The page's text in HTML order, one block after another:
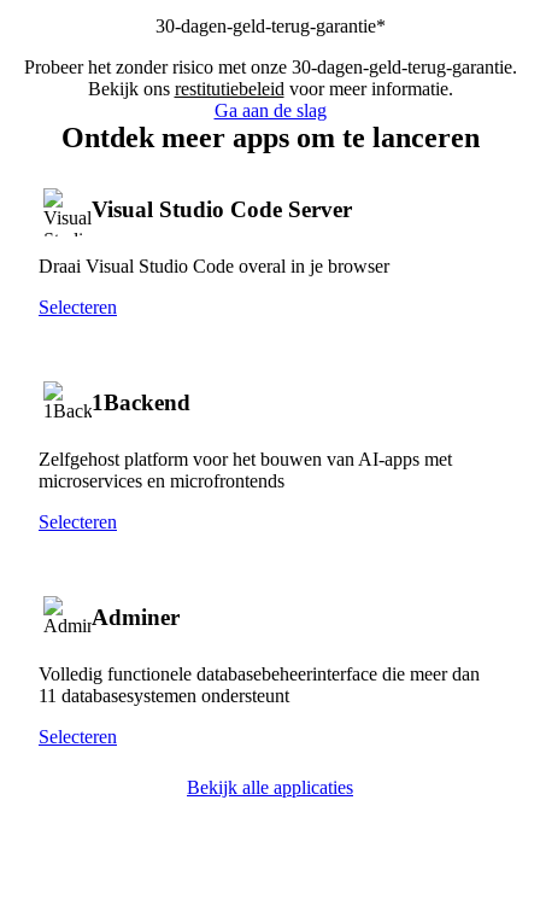
30-dagen-geld-terug-garantie*
Probeer het zonder risico met onze 30-dagen-geld-terug-garantie.
Bekijk ons restitutiebeleid voor meer informatie.
Ga aan de slag
Ontdek meer apps om te lanceren
Visual Studio Code Server
Draai Visual Studio Code overal in je browser
Selecteren
1Backend
Zelfgehost platform voor het bouwen van AI-apps met
microservices en microfrontends
Selecteren
Adminer
Volledig functionele databasebeheerinterface die meer dan
11 databasesystemen ondersteunt
Selecteren
Bekijk alle applicaties